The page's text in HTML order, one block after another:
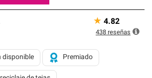
disponible Premiado
★ 4.82
438 reseñas